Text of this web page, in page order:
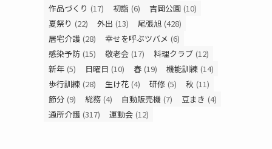
作品づくり (17) 初詣 (6) 吉岡公園 (10)
夏祭り (22) 外出 (13) 尾張旭 (428)
居宅介護 (28) 幸せを呼ぶツバメ (6)
感染予防 (15) 敬老会 (17) 料理クラブ (12)
新年 (5) 日曜日 (10) 春 (19) 機能訓練 (14)
歩行訓練 (28) 生け花 (4) 研修 (5) 秋 (11)
節分 (9) 総務 (4) 自動販売機 (7) 豆まき (4)
通所介護 (317) 運動会 (12)